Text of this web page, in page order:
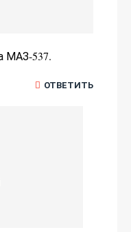
МАЗ-537.
ОТВЕТИТЬ